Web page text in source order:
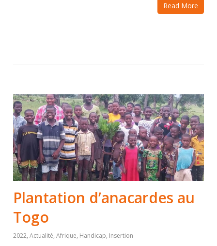
Read More
Plantation d’anacardes au
Togo
2022, Actualité, Afrique, Handicap, Insertion